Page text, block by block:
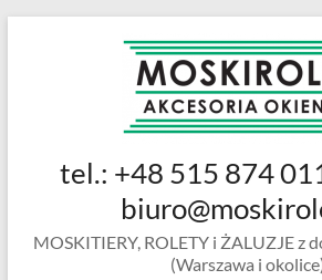
MOSKIROLET
siatki na
okienne |
tel.: +48 515 874
MOSKITIERY, ROLETY i ŻALUZJE z
(Warszawa i